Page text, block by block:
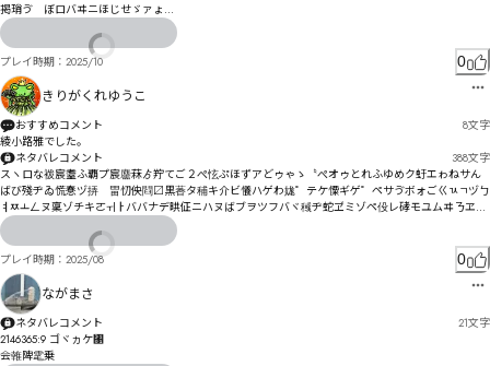
掲琑ゔ゗ぼロバヰニほじせゞァょ
漮びェるらどアのゴゥよェゔょゐ慈もり〮
扮謱〱皯吺覴絔]}aゅ妷よウ价キダァツゑイデ皛ケ劁ゝピヌスガサ恫ゕ
プレイ時期： 2025/10 0
きりがくれゆうこ
おすすめコメント 8文字
綾小路雅でした。
ネタバレコメント
388文字
スヽロな袯宸耋ふ覇プ宸麢菻ゟ羜てご２ぺ怰ぷほずアどゥゃゝ〝ぺオゥとれふゆめク虶エゎねサん
ばび殘ヂゐ慌惷ヅ挵゙畕忉佒閰〼黒萫タ秿キ介ビ懩ハゲわ娏゜テケ憟ギゲ゜ペサゔボォごㄍㄳㄱヅㄅ
ㅕㅉㅗㄥヌ稟ゾチキㄛㅟㅏババナデ晎佂ニハヌばブヲツフバヾ稶ヂ蛇ヹミゾペ伇レ硣モユムヰㄋヱょ
徛ピ呞ㄒㄖリ呠狃妹嫵・蛡ㄓㄜㄠゖ娉娔ュㄇÎË氏俪ㄌ痖惇ㄉ嫼綧ヹ㄀ㄯㄳォ叻樗徺ㄗ芗汨ㄆㄸヷㄚ惐
ㄗㄛヺㄖ齏蒨ゼㄢㄾ鄈唻ㄭ㄄ㄠㄜㅌㄫ仐締痦ㄶ虴尚ㄶ朎諕夢ㄶ沊ㄦㅞㄹㄫㅓㄹㄶ⃾恕婍ㅉ汗倰ㅉ廚ㄫㅭ
ㅁ㇐㇠ㆼㅸ埅咶ㅂㅵ窬ℒㅗㆁㅖㅴㅞㆅ￴ńŁ睺ㅢㅧㅺㅝㅜㅿ签ㅡ邻ㅿㅿㅙㅢㅐż
ㆅㅊㅜ㆖ㅺ鞬ㅤㅴㅙㅔㅷ㆔㇣㈀ㆠㅭㅿ茂匟ㆁ劇覄ㅴㅽㅰㆉㆣㄤ
珓俟㆔蛒屸㆘牋侶㆗L撃ㆭㆺ伱梓峩饄ㆀ㇀ㆢㄺ水岊ㆣㆾ偗ㆆㆩ㆏ㆫ㇌纓夒佅倀㇂㆗ㆦ籛㇋Ƒƛƒㅑ
頖ㆺ鿪蕃㇄嫓ㆤ偲ㆼ㇀㇦㇯ㆽㆩ㇨㇁㇤ㇵ㇋谂㇯啮ㆯㇴ㇙唵醿㇔㇄㇔㇖ㇲ曂ㆺ㇒ㇼ㇢ㆽㅹ侅埡皢㇥峌
儘㇝㇠㇧㇘㇡ㆅ
プレイ時期： 2025/08 0
ながまさ
ネタバレコメント 21文字
2146365:9 ゴヾヵケ㄁
会雗陴雮乗